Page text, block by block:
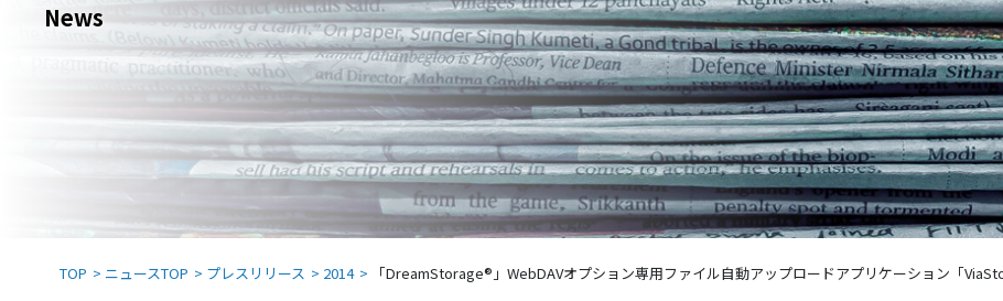
News
TOP ニュースTOP プレスリリース 2014 「DreamStorage®」WebDAVオプション専用ファイル自動アップロードアプリケーション「